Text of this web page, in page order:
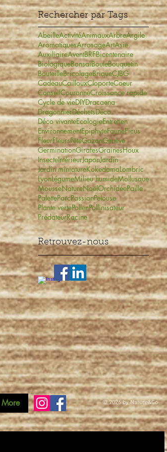
Rechercher par Tags
AbeilleActivitéAnimauxArbreArgile
AromatiquesArrosageArtAsie
AuxiliaireAventBRFBicentenaire
BiologiqueBonsaïBouleBouquetin
BouteilleBricolageBriqueCJBG
CadeauCaillouxCloporteCoeur
ConseilCouronneCroissance rapide
Cycle de vieDIYDracaena
DragonnierDéchetsDéco
Déco vivanteEcologieEntretien
EnvironnementEpiphyteFauneFicus
FleurFleursFêteGazonGenève
GerminationGirafesGrainesHoux
InsecteIntérieurJaponJardin
Jardin miniatureKokedamaLombric
LyonLégumeMilieu humideMollusque
MousseNatureNoëlOrchidéePaille
PaletteParcPassionPelouse
Plante vertePollenPollinisateur
PrédateurRacine
Retrouvez-nous
More © 2026 by Nature&Co